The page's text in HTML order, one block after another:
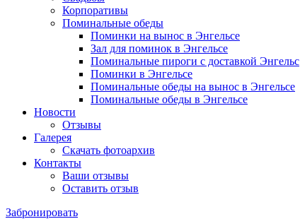
Корпоративы
Поминальные обеды
Поминки на вынос в Энгельсе
Зал для поминок в Энгельсе
Поминальные пироги с доставкой Энгельс
Поминки в Энгельсе
Поминальные обеды на вынос в Энгельсе
Поминальные обеды в Энгельсе
Новости
Отзывы
Галерея
Скачать фотоархив
Контакты
Ваши отзывы
Оставить отзыв
Забронировать